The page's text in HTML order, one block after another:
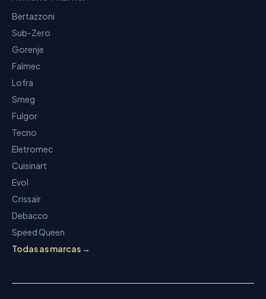
Bertazzoni
Sub-Zero
Gorenje
Falmec
Lofra
Smeg
Fulgor
Tecno
Eletromec
Cuisinart
Evol
Crissair
Debacco
Speed Queen
Todas as marcas →